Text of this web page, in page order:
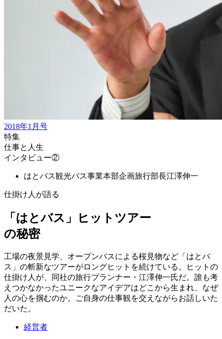
2018年1月号
特集
仕事と人生
インタビュー②
はとバス観光バス事業本部企画旅行部長江澤伸一
仕掛け人が語る
「はとバス」ヒットツアー
の秘密
工場の夜景見学、オープンバスによる桜見物など「はとバ
ス」の斬新なツアーがロングヒットを続けている。ヒットの
仕掛け人が、同社の旅行プランナー・江澤伸一氏だ。誰も考
えつかなかったユニークなアイデアはどこから生まれ、なぜ
人の心を掴むのか。ご自身の仕事観を交えながらお話しいた
だいた。
経営者